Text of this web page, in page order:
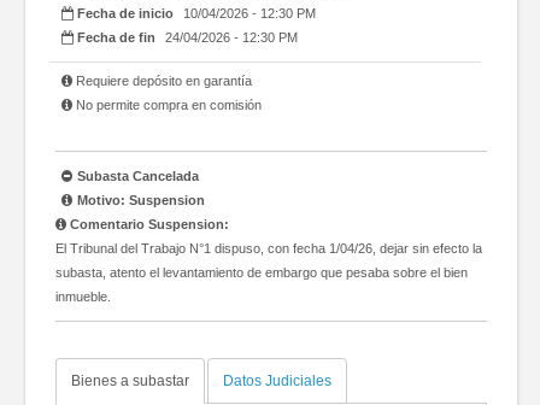
Fecha de inicio
10/04/2026 - 12:30 PM
Fecha de fin
24/04/2026 - 12:30 PM
Requiere depósito en garantía
No permite compra en comisión
Subasta Cancelada
Motivo: Suspension
Comentario Suspension:
El Tribunal del Trabajo N°1 dispuso, con fecha 1/04/26, dejar sin efecto la
subasta, atento el levantamiento de embargo que pesaba sobre el bien
inmueble.
Bienes a subastar Datos Judiciales